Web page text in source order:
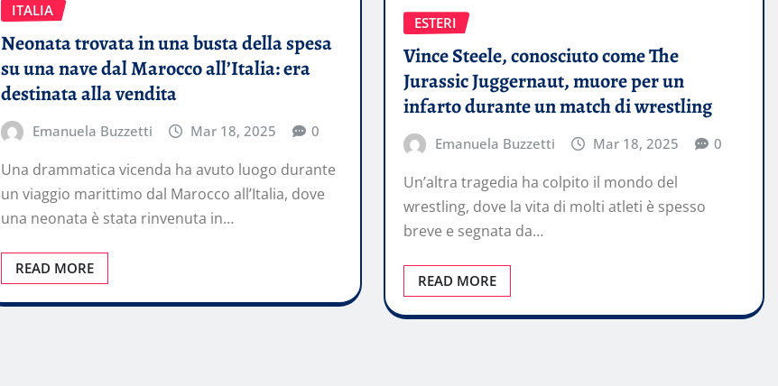
ITALIA
Neonata trovata in una busta della spesa
su una nave dal Marocco all’Italia: era
destinata alla vendita
Emanuela Buzzetti Mar 18, 2025 0
Una drammatica vicenda ha avuto luogo durante
un viaggio marittimo dal Marocco all’Italia, dove
una neonata è stata rinvenuta in…
READ MORE
ESTERI
Vince Steele, conosciuto come The
Jurassic Juggernaut, muore per un
infarto durante un match di wrestling
Emanuela Buzzetti Mar 18, 2025 0
Un’altra tragedia ha colpito il mondo del
wrestling, dove la vita di molti atleti è spesso
breve e segnata da…
READ MORE